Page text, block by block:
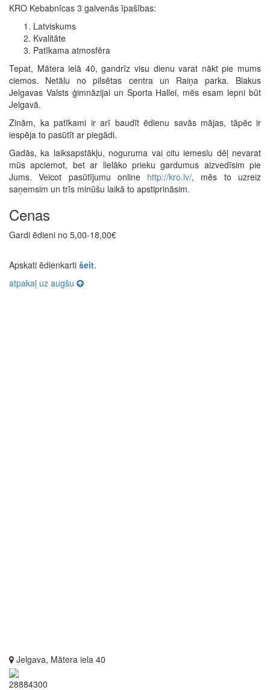
KRO Kebabnīcas 3 galvenās īpašības:
Latviskums
Kvalitāte
Patīkama atmosfēra
Tepat, Mātera ielā 40, gandrīz visu dienu varat nākt pie mums
ciemos. Netālu no pilsētas centra un Raiņa parka. Blakus
Jelgavas Valsts ģimnāzijai un Sporta Hallei, mēs esam lepni būt
Jelgavā.
Zinām, ka patīkami ir arī baudīt ēdienu savās mājas, tāpēc ir
iespēja to pasūtīt ar piegādi.
Gadās, ka laiksapstākļu, noguruma vai citu iemeslu dēļ nevarat
mūs apciemot, bet ar lielāko prieku gardumus aizvedīsim pie
Jums. Veicot pasūtījumu online http://kro.lv/, mēs to uzreiz
saņemsim un trīs minūšu laikā to apstiprināsim.
Cenas
Gardi ēdieni no 5,00-18,00€
Apskati ēdienkarti šeit.
atpakaļ uz augšu
Jelgava, Mātera iela 40
28884300